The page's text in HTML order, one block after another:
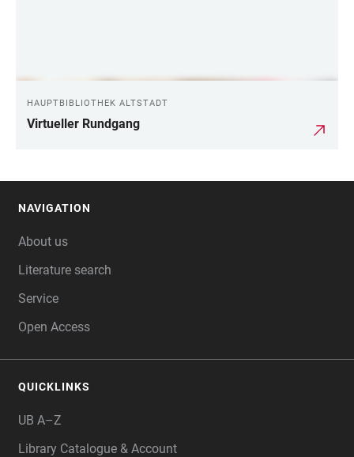
HAUPTBIBLIOTHEK ALTSTADT
Virtueller Rundgang
NAVIGATION
About us
Literature search
Service
Open Access
QUICKLINKS
UB A–Z
Library Catalogue & Account